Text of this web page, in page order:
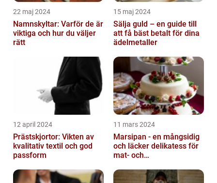
22 maj 2024
Namnskyltar: Varför de är
viktiga och hur du väljer
rätt
15 maj 2024
Sälja guld – en guide till
att få bäst betalt för dina
ädelmetaller
12 april 2024
Prästskjortor: Vikten av
kvalitativ textil och god
passform
11 mars 2024
Marsipan - en mångsidig
och läcker delikatess för
mat- och